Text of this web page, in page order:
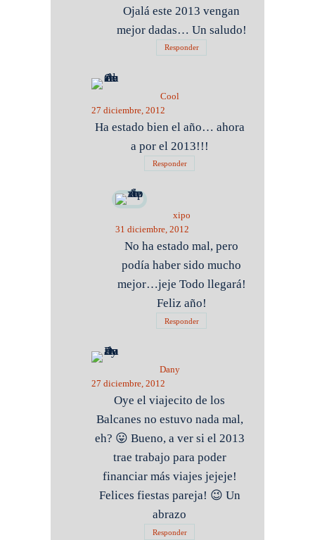
Ojalá este 2013 vengan
mejor dadas… Un saludo!
Responder
Cool
27 diciembre, 2012
Ha estado bien el año… ahora
a por el 2013!!!
Responder
xipo
31 diciembre, 2012
No ha estado mal, pero
podía haber sido mucho
mejor…jeje Todo llegará!
Feliz año!
Responder
Dany
27 diciembre, 2012
Oye el viajecito de los
Balcanes no estuvo nada mal,
eh? 😛 Bueno, a ver si el 2013
trae trabajo para poder
financiar más viajes jejeje!
Felices fiestas pareja! 😉 Un
abrazo
Responder